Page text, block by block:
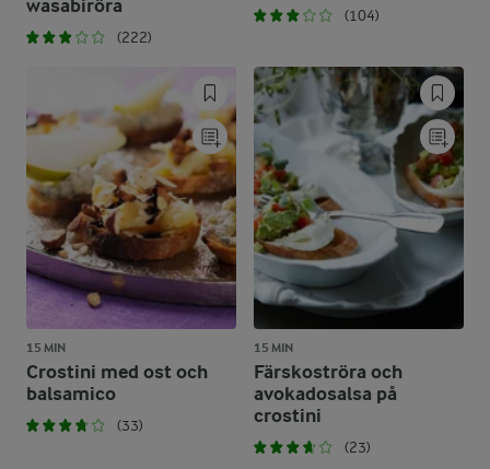
wasabiröra
(222)
(104)
15 MIN
Crostini med ost och
balsamico
(33)
15 MIN
Färskoströra och
avokadosalsa på
crostini
(23)